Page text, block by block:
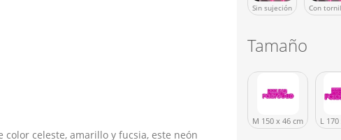
celeste, amarillo y fucsia, este neón
Sin sujeción Con
Tamaño
M 150 x 46 cm L